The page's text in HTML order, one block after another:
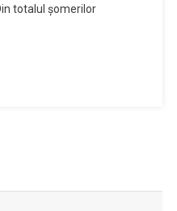
totalul șomerilor